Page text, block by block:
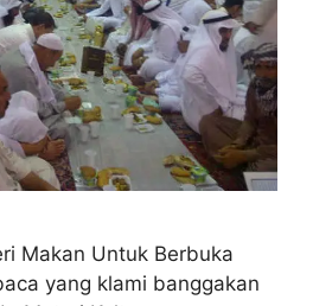
Makan Untuk Berbuka
yang klami banggakan